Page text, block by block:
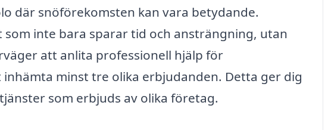
där snöförekomsten kan vara betydande.
inte bara sparar tid och ansträngning, utan
att anlita professionell hjälp för
minst tre olika erbjudanden. Detta ger dig
som erbjuds av olika företag.